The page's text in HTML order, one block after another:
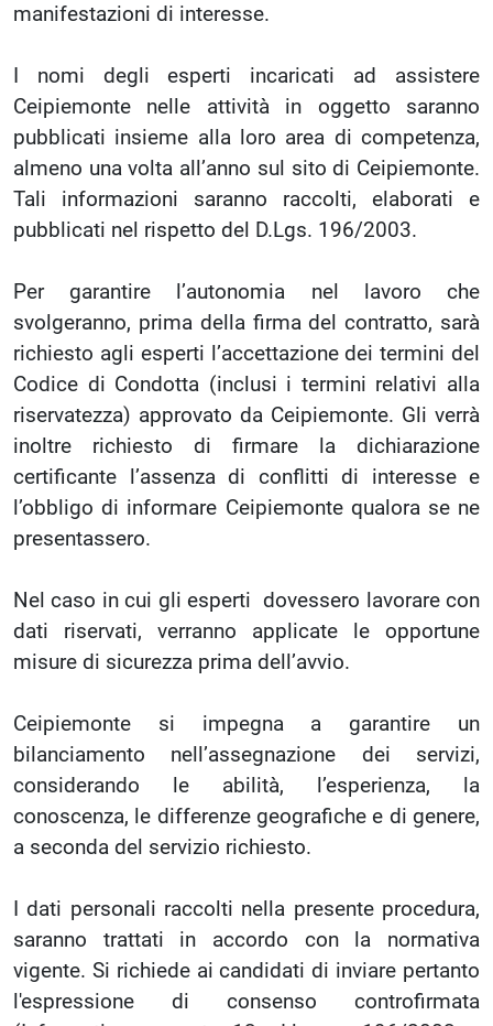
manifestazioni di interesse.
I nomi degli esperti incaricati ad assistere
Ceipiemonte nelle attività in oggetto saranno
pubblicati insieme alla loro area di competenza,
almeno una volta all’anno sul sito di Ceipiemonte.
Tali informazioni saranno raccolti, elaborati e
pubblicati nel rispetto del D.Lgs. 196/2003.
Per garantire l’autonomia nel lavoro che
svolgeranno, prima della firma del contratto, sarà
richiesto agli esperti l’accettazione dei termini del
Codice di Condotta (inclusi i termini relativi alla
riservatezza) approvato da Ceipiemonte. Gli verrà
inoltre richiesto di firmare la dichiarazione
certificante l’assenza di conflitti di interesse e
l’obbligo di informare Ceipiemonte qualora se ne
presentassero.
Nel caso in cui gli esperti dovessero lavorare con
dati riservati, verranno applicate le opportune
misure di sicurezza prima dell’avvio.
Ceipiemonte si impegna a garantire un
bilanciamento nell’assegnazione dei servizi,
considerando le abilità, l’esperienza, la
conoscenza, le differenze geografiche e di genere,
a seconda del servizio richiesto.
I dati personali raccolti nella presente procedura,
saranno trattati in accordo con la normativa
vigente. Si richiede ai candidati di inviare pertanto
l'espressione di consenso controfirmata